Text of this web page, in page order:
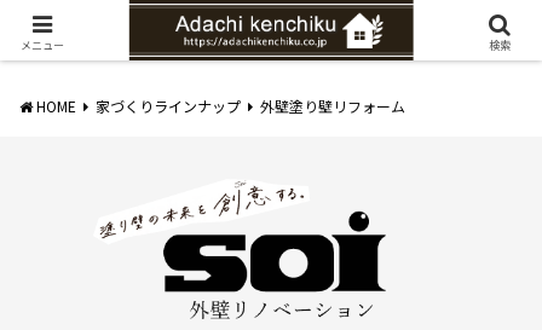
愛知県みよし市の工務店。自然素材を使ったナチュラルな家づくりをご提案
HOME 家づくりラインナップ 外壁塗り壁リフォーム
メニュー 検索